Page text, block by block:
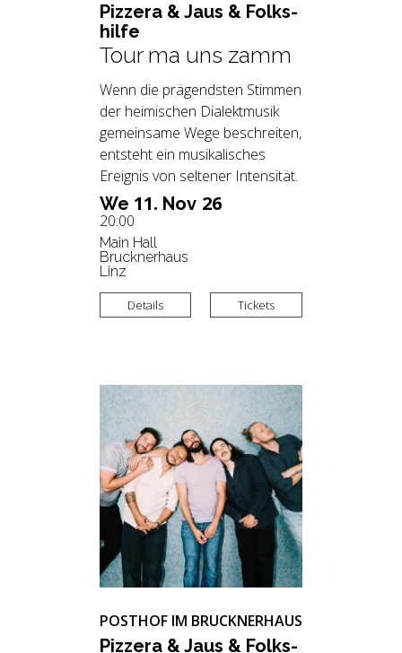
We 11. Nov 26
20:00
Main Hall
Brucknerhaus
Linz
Piz­ze­ra & Jaus & Folk­s­
hil­fe
Tour ma uns zamm
Wenn die prägendsten Stimmen
der heimischen Dialektmusik
gemeinsame Wege beschreiten,
entsteht ein musikalisches
Ereignis von seltener Intensität.
Details Tickets
POSTHOF IM BRUCKNERHAUS
Piz­ze­ra & Jaus & Folk­s­